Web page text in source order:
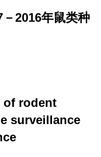
2016年鼠类种
of rodent
surveillance